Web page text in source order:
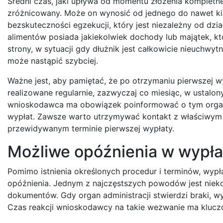
zróżnicowany. Może on wynosić od jednego do nawet
bezskuteczności egzekucji, który jest niezależny od
alimentów posiada jakiekolwiek dochody lub majątek,
strony, w sytuacji gdy dłużnik jest całkowicie
może nastąpić szybciej.
Ważne jest, aby pamiętać, że po otrzymaniu pierwszej
realizowane regularnie, zazwyczaj co miesiąc, w
wnioskodawca ma obowiązek poinformować o tym
wypłat. Zawsze warto utrzymywać kontakt z
przewidywanym terminie pierwszej wypłaty.
Możliwe opóźnienia w
Pomimo istnienia określonych procedur i terminów,
opóźnienia. Jednym z najczęstszych powodów jest
dokumentów. Gdy organ administracji stwierdzi braki,
Czas reakcji wnioskodawcy na takie wezwanie ma